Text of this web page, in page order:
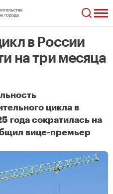
в России
на три месяца
цикла в
года сократилась на
вице-премьер